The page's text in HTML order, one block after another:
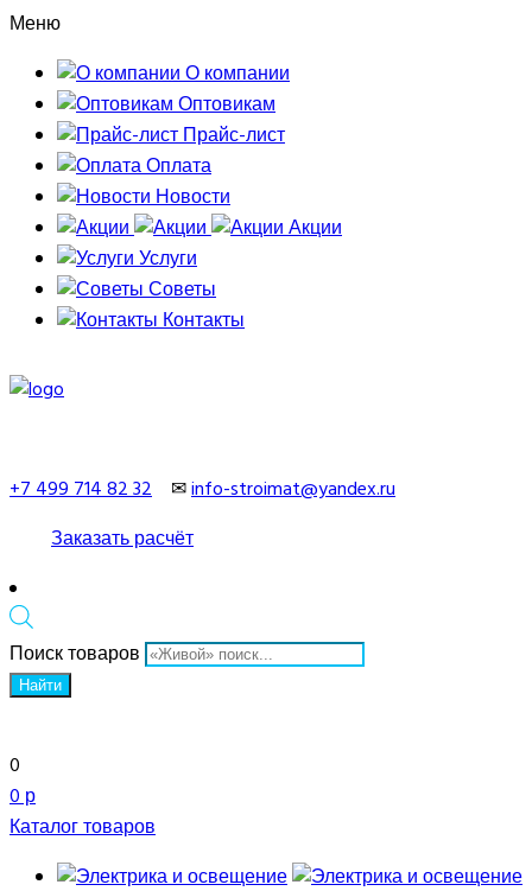
Меню
О компании
Оптовикам
Прайс-лист
Оплата
Новости
Акции
Услуги
Советы
Контакты
+7 499 714 82 32 ✉info-stroimat@yandex.ru
Заказать расчёт
Поиск товаров
Найти
0
0 р
Каталог товаров